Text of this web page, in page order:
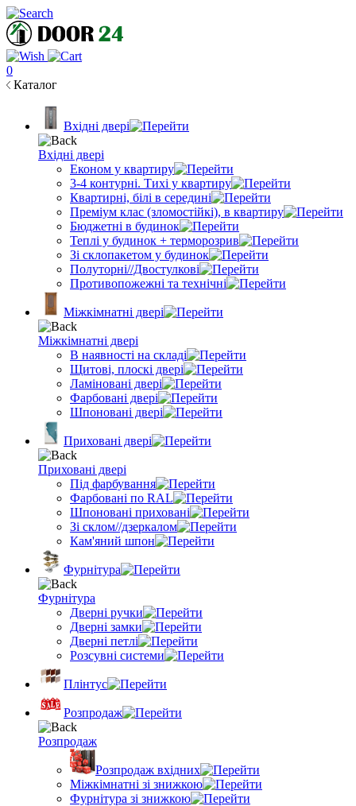
0
Каталог
Вхідні двері
Вхідні двері
Економ у квартиру
3-4 контурні. Тихі у квартиру
Квартирні, білі в середині
Преміум клас (зломостійкі), в квартиру
Бюджетні в будинок
Теплі у будинок + терморозрив
Зі склопакетом у будинок
Полуторні//Двостулкові
Противопожежні та технічні
Міжкімнатні двері
Міжкімнатні двері
В наявності на складі
Щитові, плоскі двері
Ламіновані двері
Фарбовані двері
Шпоновані двері
Приховані двері
Приховані двері
Під фарбування
Фарбовані по RAL
Шпоновані приховані
Зі склом//дзеркалом
Кам'яний шпон
Фурнітура
Фурнітура
Дверні ручки
Дверні замки
Дверні петлі
Розсувні системи
Плінтус
Розпродаж
Розпродаж
Розпродаж вхідних
Міжкімнатні зі знижкою
Фурнітура зі знижкою